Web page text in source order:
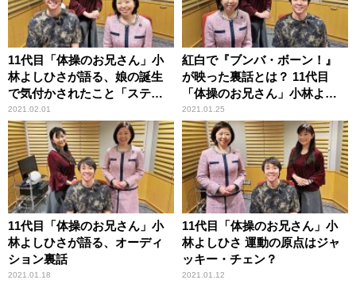
11代目「体操のお兄さん」小
林よしひさが語る、娘の誕生
で気付かされたこと「ステー
ジがさらに上がった」
2021.02.01
紅白で『ブンバ・ボーン！』
が映った裏話とは？ 11代目
「体操のお兄さん」小林よし
ひさ
2021.01.25
11代目「体操のお兄さん」小
林よしひさが語る、オーディ
ション裏話
2021.01.18
11代目「体操のお兄さん」小
林よしひさ 運動の原点はジャ
ッキー・チェン？
2021.01.12